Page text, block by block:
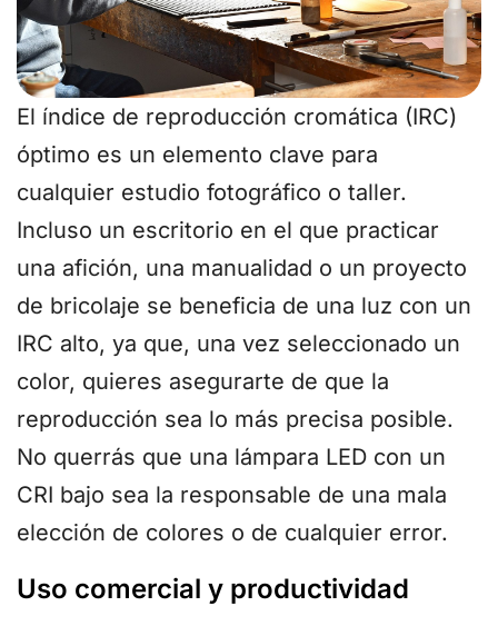
El índice de reproducción cromática (IRC)
óptimo es un elemento clave para
cualquier estudio fotográfico o taller.
Incluso un escritorio en el que practicar
una afición, una manualidad o un proyecto
de bricolaje se beneficia de una luz con un
IRC alto, ya que, una vez seleccionado un
color, quieres asegurarte de que la
reproducción sea lo más precisa posible.
No querrás que una lámpara LED con un
CRI bajo sea la responsable de una mala
elección de colores o de cualquier error.
Uso comercial y productividad